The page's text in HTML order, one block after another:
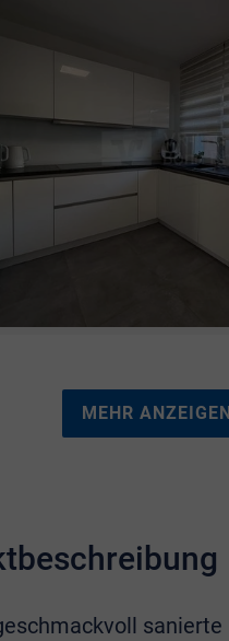
MEHR ANZEIGEN
sanierte